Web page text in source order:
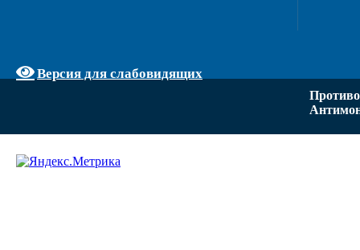
Версия для слабовидящих